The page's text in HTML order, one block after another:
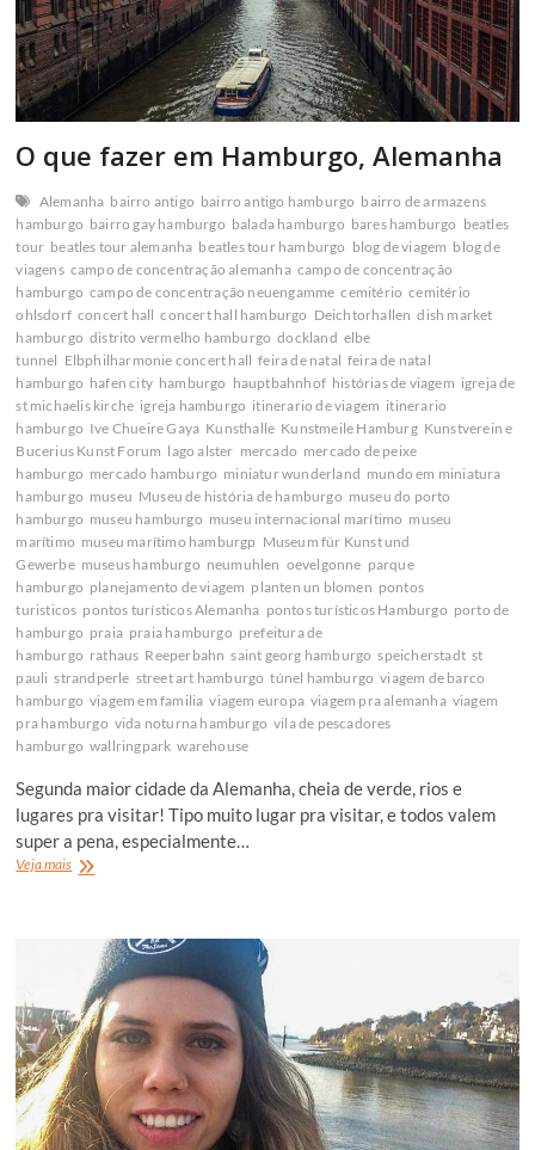
O que fazer em Hamburgo, Alemanha
Alemanha bairro antigo bairro antigo hamburgo bairro de armazens
hamburgo bairro gay hamburgo balada hamburgo bares hamburgo beatles
tour beatles tour alemanha beatles tour hamburgo blog de viagem blog de
viagens campo de concentração alemanha campo de concentração
hamburgo campo de concentração neuengamme cemitério cemitério
ohlsdorf concert hall concert hall hamburgo Deichtorhallen dish market
hamburgo distrito vermelho hamburgo dockland elbe
tunnel Elbphilharmonie concert hall feira de natal feira de natal
hamburgo hafen city hamburgo hauptbahnhof histórias de viagem igreja de
st michaelis kirche igreja hamburgo itinerario de viagem itinerario
hamburgo Ive Chueire Gaya Kunsthalle Kunstmeile Hamburg Kunstverein e
Bucerius Kunst Forum lago alster mercado mercado de peixe
hamburgo mercado hamburgo miniatur wunderland mundo em miniatura
hamburgo museu Museu de história de hamburgo museu do porto
hamburgo museu hamburgo museu internacional marítimo museu
marítimo museu marítimo hamburgp Museum für Kunst und
Gewerbe museus hamburgo neumuhlen oevelgonne parque
hamburgo planejamento de viagem planten un blomen pontos
turisticos pontos turísticos Alemanha pontos turísticos Hamburgo porto de
hamburgo praia praia hamburgo prefeitura de
hamburgo rathaus Reeperbahn saint georg hamburgo speicherstadt st
pauli strandperle street art hamburgo túnel hamburgo viagem de barco
hamburgo viagem em familia viagem europa viagem pra alemanha viagem
pra hamburgo vida noturna hamburgo vila de pescadores
hamburgo wallringpark warehouse
Segunda maior cidade da Alemanha, cheia de verde, rios e
lugares pra visitar! Tipo muito lugar pra visitar, e todos valem
super a pena, especialmente…
Veja maisO
Hamburgo,
Alemanha